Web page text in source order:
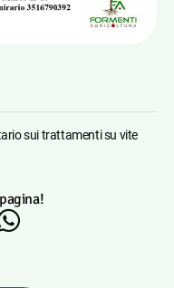
sui trattamenti su vite